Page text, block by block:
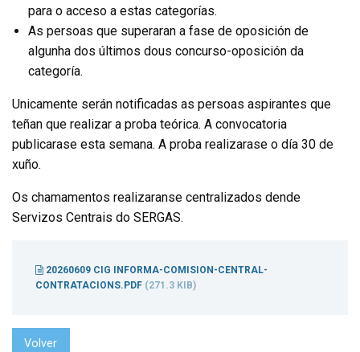
para o acceso a estas categorías.
As persoas que superaran a fase de oposición de
algunha dos últimos dous concurso-oposición da
categoría.
Unicamente serán notificadas as persoas aspirantes que
teñan que realizar a proba teórica. A convocatoria
publicarase esta semana. A proba realizarase o día 30 de
xuño.
Os chamamentos realizaranse centralizados dende
Servizos Centrais do SERGAS.
20260609 CIG INFORMA-COMISION-CENTRAL-
CONTRATACIONS.PDF (271.3 KIB)
Volver